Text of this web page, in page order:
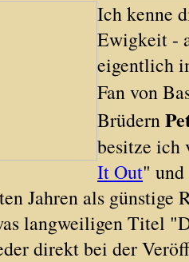
Ich kenne
Ewigkeit -
eigentlich
Fan von
Brüdern
besitze ich
It Out" und
Jahren als günstige
langweiligen Titel
direkt bei der